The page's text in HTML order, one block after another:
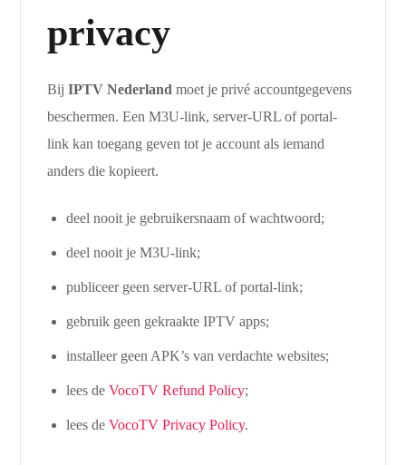
privacy
BijIPTV Nederland moet je privé accountgegevens
beschermen. Een M3U-link, server-URL of portal-
link kan toegang geven tot je account als iemand
anders die kopieert.
deel nooit je gebruikersnaam of wachtwoord;
deel nooit je M3U-link;
publiceer geen server-URL of portal-link;
gebruik geen gekraakte IPTV apps;
installeer geen APK’s van verdachte websites;
lees deVocoTV Refund Policy;
lees deVocoTV Privacy Policy.